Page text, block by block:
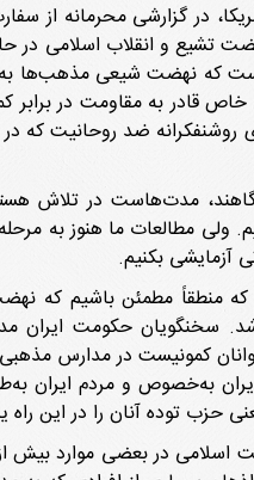
در گزارشی محرمانه از
تشیع و انقلاب اسلامی در
تاریخ [14 بهمن 1356] گفت این است
قادر به مقاومت در برابر
روشنفکرانه ضد روحانیت
مدت‌هاست در تلاش
مطالعات ما هنوز به
آزمایشی بکنیم.
که منطقاً مطمئن باشیم که
سخنگویان حکومت ایران
کمونیست در مدارس
به‌خصوص و مردم ایران
حزب توده آنان را در این راه
اسلامی در بعضی موارد